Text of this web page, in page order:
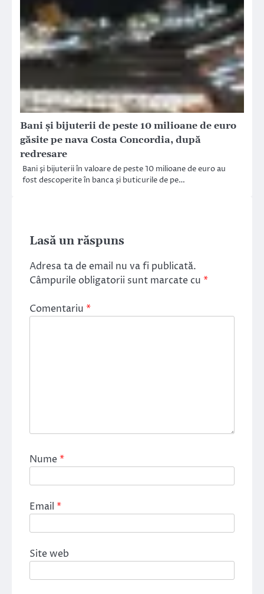
Bani şi bijuterii de peste 10 milioane de euro
găsite pe nava Costa Concordia, după
redresare
Bani şi bijuterii în valoare de peste 10 milioane de euro au
fost descoperite în banca şi buticurile de pe…
Lasă un răspuns
Adresa ta de email nu va fi publicată.
Câmpurile obligatorii sunt marcate cu *
Comentariu *
Nume*
Email *
Site web